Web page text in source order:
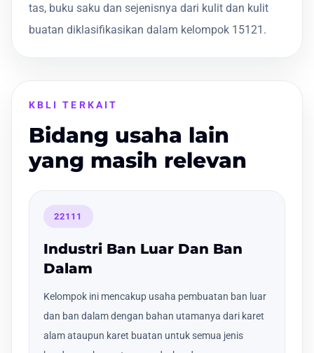
tas, buku saku dan sejenisnya dari kulit dan kulit
buatan diklasifikasikan dalam kelompok 15121.
KBLI TERKAIT
Bidang usaha lain
yang masih relevan
22111
Industri Ban Luar Dan Ban
Dalam
Kelompok ini mencakup usaha pembuatan ban luar
dan ban dalam dengan bahan utamanya dari karet
alam ataupun karet buatan untuk semua jenis